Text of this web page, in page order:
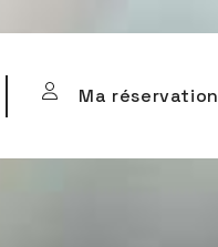
Ma réservation